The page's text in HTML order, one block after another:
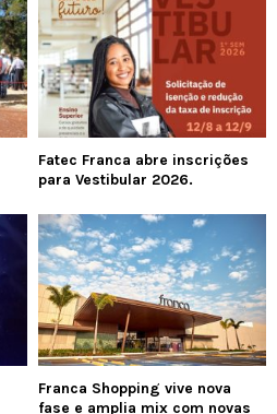
Fatec Franca abre inscrições
para Vestibular 2026.
Franca Shopping vive nova
fase e amplia mix com novas